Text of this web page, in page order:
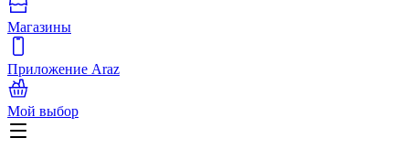
Магазины
Приложение Araz
Мой выбор